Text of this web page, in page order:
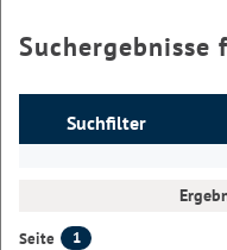
Suchergebnisse
Suchfilter
Seite
1